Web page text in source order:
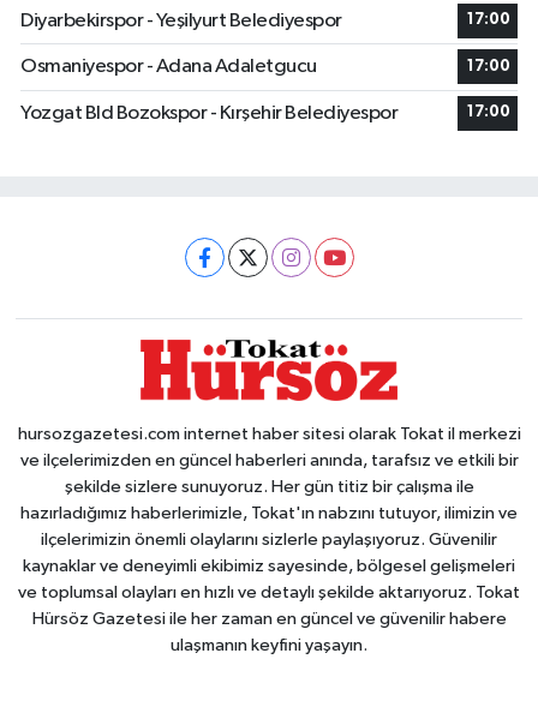
Diyarbekirspor - Yeşilyurt Belediyespor 17:00
Osmaniyespor - Adana Adaletgucu 17:00
Yozgat Bld Bozokspor - Kırşehir Belediyespor 17:00
hursozgazetesi.com internet haber sitesi olarak Tokat il merkezi
ve ilçelerimizden en güncel haberleri anında, tarafsız ve etkili bir
şekilde sizlere sunuyoruz. Her gün titiz bir çalışma ile
hazırladığımız haberlerimizle, Tokat'ın nabzını tutuyor, ilimizin ve
ilçelerimizin önemli olaylarını sizlerle paylaşıyoruz. Güvenilir
kaynaklar ve deneyimli ekibimiz sayesinde, bölgesel gelişmeleri
ve toplumsal olayları en hızlı ve detaylı şekilde aktarıyoruz. Tokat
Hürsöz Gazetesi ile her zaman en güncel ve güvenilir habere
ulaşmanın keyfini yaşayın.